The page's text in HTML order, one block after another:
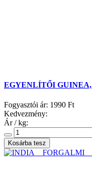
EGYENLÍTŐI
Fogyasztói ár: 1990 Ft
Kedvezmény:
Ár / kg: